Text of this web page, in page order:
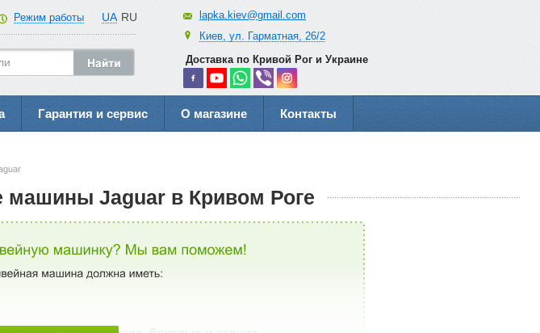
UA RU
Режим работы
lapka.kiev@gmail.com
Киев, ул. Гарматная, 26/2
Доставка по Кривой Рог и Украине
Гарантия и сервис О магазине Контакты
Jaguar в Кривом Роге